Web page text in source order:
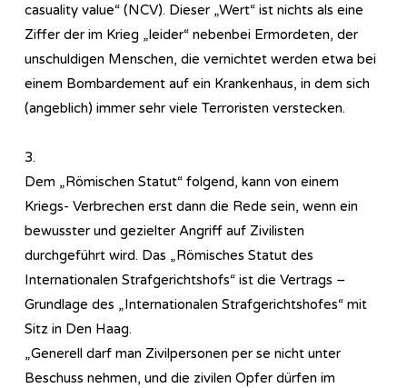
casuality value“ (NCV). Dieser „Wert“ ist nichts als eine
Ziffer der im Krieg „leider“ nebenbei Ermordeten, der
unschuldigen Menschen, die vernichtet werden etwa bei
einem Bombardement auf ein Krankenhaus, in dem sich
(angeblich) immer sehr viele Terroristen verstecken.
3.
Dem „Römischen Statut“ folgend, kann von einem
Kriegs- Verbrechen erst dann die Rede sein, wenn ein
bewusster und gezielter Angriff auf Zivilisten
durchgeführt wird. Das „Römisches Statut des
Internationalen Strafgerichtshofs“ ist die Vertrags –
Grundlage des „Internationalen Strafgerichtshofes“ mit
Sitz in Den Haag.
„Generell darf man Zivilpersonen per se nicht unter
Beschuss nehmen, und die zivilen Opfer dürfen im